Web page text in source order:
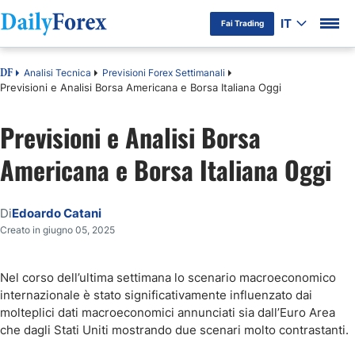
Fai Trading IT
DF Analisi Tecnica Previsioni Forex Settimanali
Previsioni e Analisi Borsa Americana e Borsa Italiana Oggi
Previsioni e Analisi Borsa
Americana e Borsa Italiana Oggi
DiEdoardo Catani
Creato in giugno 05, 2025
Nel corso dell’ultima settimana lo scenario macroeconomico
internazionale è stato significativamente influenzato dai
molteplici dati macroeconomici annunciati sia dall’Euro Area
che dagli Stati Uniti mostrando due scenari molto contrastanti.